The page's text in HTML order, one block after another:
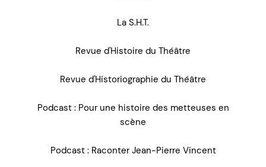
La S.H.T.
Revue d'Histoire du Théâtre
Revue d'Historiographie du Théâtre
Podcast : Pour une histoire des metteuses en
scène
Podcast : Raconter Jean-Pierre Vincent